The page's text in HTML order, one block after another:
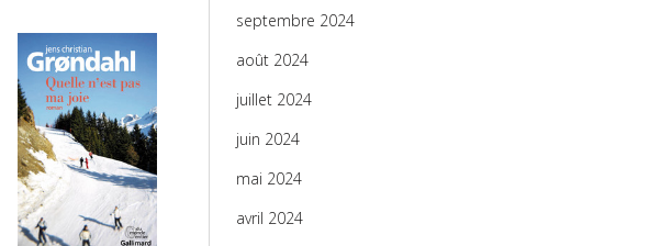
LIRE LA SUITE
septembre 2024
août 2024
juillet 2024
juin 2024
mai 2024
avril 2024